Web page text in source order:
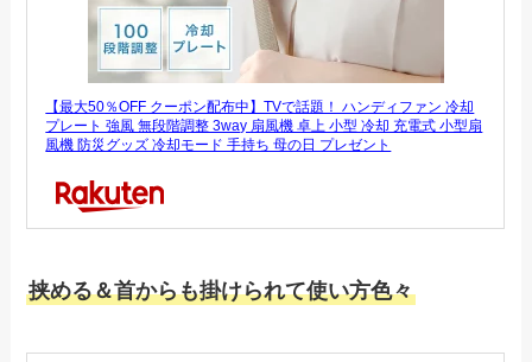
【最大50％OFF クーポン配布中】TVで話題！ ハンディファン 冷却
プレート 強風 無段階調整 3way 扇風機 卓上 小型 冷却 充電式 小型扇
風機 防災グッズ 冷却モード 手持ち 母の日 プレゼント
挟める＆首からも掛けられて使い方色々